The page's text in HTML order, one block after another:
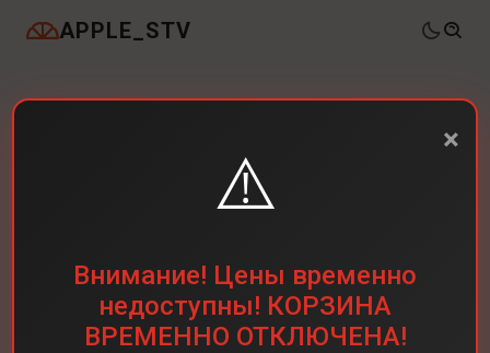
APPLE_STV
×
⚠️
Внимание! Цены временно
недоступны! КОРЗИНА
ВРЕМЕННО ОТКЛЮЧЕНА!